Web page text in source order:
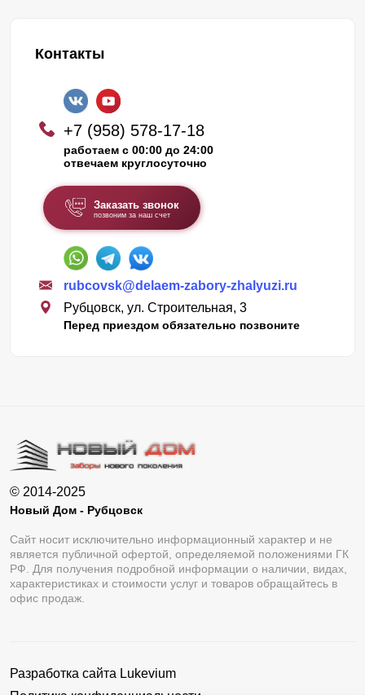
Контакты
+7 (958) 578-17-18
работаем с 00:00 до 24:00
отвечаем круглосуточно
Заказать звонок
позвоним за наш счет
rubcovsk@delaem-zabory-zhalyuzi.ru
Рубцовск, ул. Строительная, 3
Перед приездом обязательно позвоните
© 2014-2025
Новый Дом - Рубцовск
Сайт носит исключительно информационный характер и не
является публичной офертой, определяемой положениями ГК
РФ. Для получения подробной информации о наличии, видах,
характеристиках и стоимости услуг и товаров обращайтесь в
офис продаж.
Разработка сайта Lukevium